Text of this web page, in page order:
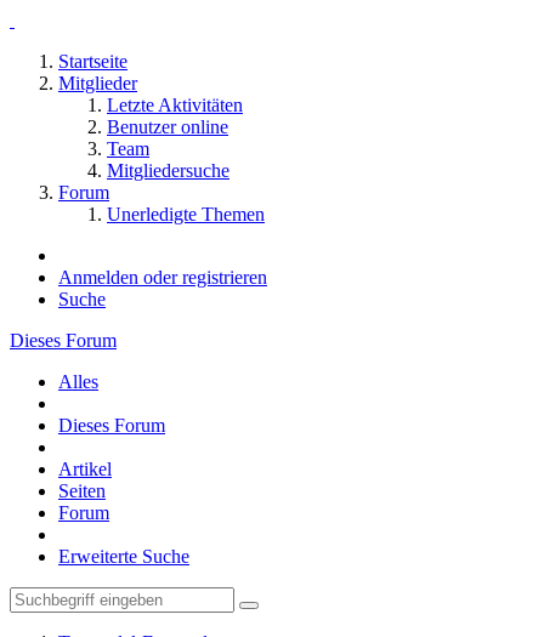
Startseite
Mitglieder
Letzte Aktivitäten
Benutzer online
Team
Mitgliedersuche
Forum
Unerledigte Themen
Anmelden oder registrieren
Suche
Dieses Forum
Alles
Dieses Forum
Artikel
Seiten
Forum
Erweiterte Suche